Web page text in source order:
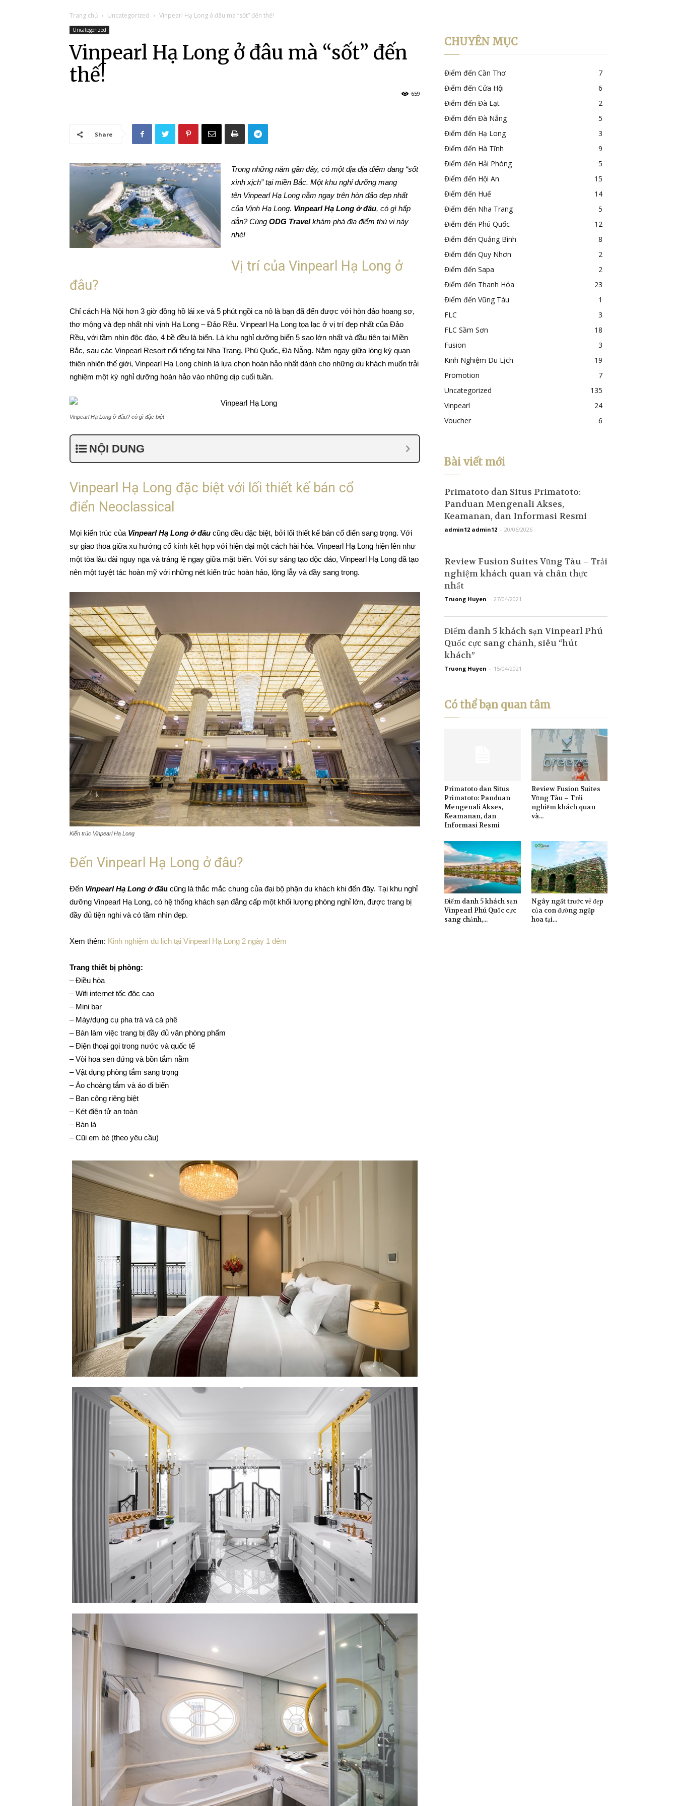
Trang chủ Uncategorized Vinpearl Hạ Long ở đâu mà “sốt” đến thế!
Uncategorized
Vinpearl Hạ Long ở đâu mà “sốt” đến
thế!
659
Share
Trong những năm gần đây, có một địa địa điểm đang “sốt
xình xịch” tại miền Bắc. Một khu nghỉ dưỡng mang
tên Vinpearl Hạ Long nằm ngay trên hòn đảo đẹp nhất
của Vịnh Hạ Long. Vinpearl Hạ Long ở đâu, có gì hấp
dẫn? Cùng ODG Travelkhám phá địa điểm thú vị này
nhé!
Vị trí của Vinpearl Hạ Long ở
đâu?
Chỉ cách Hà Nội hơn 3 giờ đồng hồ lái xe và 5 phút ngồi ca nô là bạn đã đến được với hòn đảo hoang sơ,
thơ mộng và đẹp nhất nhì vịnh Hạ Long – Đảo Rều. Vinpearl Hạ Long tọa lạc ở vị trí đẹp nhất của Đảo
Rều, với tầm nhìn độc đáo, 4 bề đều là biển. Là khu nghỉ dưỡng biển 5 sao lớn nhất và đầu tiên tại Miền
Bắc, sau các Vinpearl Resort nổi tiếng tại Nha Trang, Phú Quốc, Đà Nẵng. Nằm ngay giữa lòng kỳ quan
thiên nhiên thế giới, Vinpearl Hạ Long chính là lựa chọn hoàn hảo nhất dành cho những du khách muốn trải
nghiệm một kỳ nghỉ dưỡng hoàn hảo vào những dịp cuối tuần.
Vinpearl Hạ Long ở đâu? có gì đặc biệt
NỘI DUNG
Vinpearl Hạ Long đặc biệt với lối thiết kế bán cổ
điển Neoclassical
Mọi kiến trúc của Vinpearl Hạ Long ở đâu cũng đều đặc biệt, bởi lối thiết kế bán cổ điển sang trọng. Với
sự giao thoa giữa xu hướng cổ kính kết hợp với hiện đại một cách hài hòa. Vinpearl Hạ Long hiện lên như
một tòa lâu đài nguy nga và tráng lệ ngay giữa mặt biển. Với sự sáng tạo độc đáo, Vinpearl Hạ Long đã tạo
nên một tuyệt tác hoàn mỹ với những nét kiến trúc hoàn hảo, lộng lẫy và đầy sang trọng.
Kiến trúc Vinpearl Hạ Long
Đến Vinpearl Hạ Long ở đâu?
Đến Vinpearl Hạ Long ở đâu cũng là thắc mắc chung của đại bộ phận du khách khi đến đây. Tại khu nghỉ
dưỡng Vinpearl Hạ Long, có hệ thống khách sạn đẳng cấp một khối lượng phòng nghỉ lớn, được trang bị
đầy đủ tiện nghi và có tầm nhìn đẹp.
Xem thêm: Kinh nghiệm du lịch tại Vinpearl Hạ Long 2 ngày 1 đêm
Trang thiết bị phòng:
– Điều hòa
– Wifi internet tốc độc cao
– Mini bar
– Máy/dụng cụ pha trà và cà phê
– Bàn làm việc trang bị đầy đủ văn phòng phẩm
– Điện thoại gọi trong nước và quốc tế
– Vòi hoa sen đứng và bồn tắm nằm
– Vật dụng phòng tắm sang trọng
– Áo choàng tắm và áo đi biển
– Ban công riêng biệt
– Két điện tử an toàn
– Bàn là
– Cũi em bé (theo yêu cầu)
CHUYÊN MỤC
Điểm đến Cần Thơ
7
Điểm đến Cửa Hội
6
Điểm đến Đà Lạt
2
Điểm đến Đà Nẵng
5
Điểm đến Hạ Long
3
Điểm đến Hà Tĩnh
9
Điểm đến Hải Phòng
5
Điểm đến Hội An
15
Điểm đến Huế
14
Điểm đến Nha Trang
5
Điểm đến Phú Quốc
12
Điểm đến Quảng Bình
8
Điểm đến Quy Nhơn
2
Điểm đến Sapa
2
Điểm đến Thanh Hóa
23
Điểm đến Vũng Tàu
1
FLC
3
FLC Sầm Sơn
18
Fusion
3
Kinh Nghiệm Du Lịch
19
Promotion
7
Uncategorized
135
Vinpearl
24
Voucher
6
Bài viết mới
Primatoto dan Situs Primatoto:
Panduan Mengenali Akses,
Keamanan, dan Informasi Resmi
admin12 admin12 - 20/06/2026
Review Fusion Suites Vũng Tàu – Trải
nghiệm khách quan và chân thực
nhất
Truong Huyen - 27/04/2021
Điểm danh 5 khách sạn Vinpearl Phú
Quốc cực sang chảnh, siêu “hút
khách”
Truong Huyen - 15/04/2021
Có thể bạn quan tâm
Primatoto dan Situs
Primatoto: Panduan
Mengenali Akses,
Keamanan, dan
Informasi Resmi
Review Fusion Suites
Vũng Tàu – Trải
nghiệm khách quan
và...
Điểm danh 5 khách sạn
Vinpearl Phú Quốc cực
sang chảnh,...
Ngây ngất trước vẻ đẹp
của con đường ngập
hoa tại...